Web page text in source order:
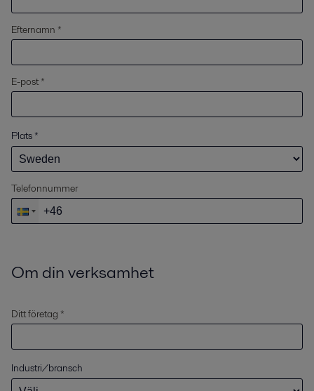
Efternamn *
E-post *
Plats *
Telefonnummer
Om din verksamhet
Ditt företag *
Industri/bransch